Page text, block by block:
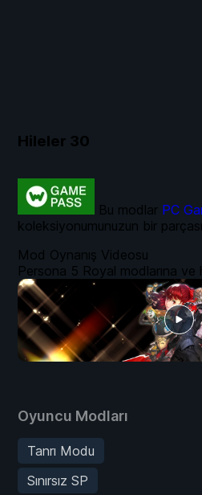
Hileler 30
Oyuncu Modları
Tanrı Modu
Sınırsız SP
Mod Oynanış Videosu
Persona 5 Royal modlarına ve
Bu modlar PC
koleksiyonumunuzun bir